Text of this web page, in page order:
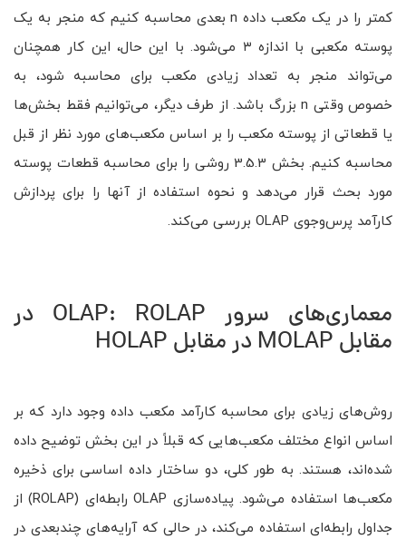
کمتر را در یک مکعب داده n بعدی محاسبه کنیم که منجر به یک
پوسته مکعبی با اندازه ۳ می‌شود. با این حال، این کار همچنان
می‌تواند منجر به تعداد زیادی مکعب برای محاسبه شود، به
خصوص وقتی n بزرگ باشد. از طرف دیگر، می‌توانیم فقط بخش‌ها
یا قطعاتی از پوسته مکعب را بر اساس مکعب‌های مورد نظر از قبل
محاسبه کنیم. بخش 3.5.3 روشی را برای محاسبه قطعات پوسته
مورد بحث قرار می‌دهد و نحوه استفاده از آنها را برای پردازش
کارآمد پرس‌وجوی OLAP بررسی می‌کند.
معماری‌های سرور OLAP: ROLAP در
مقابل MOLAP در مقابل HOLAP
روش‌های زیادی برای محاسبه کارآمد مکعب داده وجود دارد که بر
اساس انواع مختلف مکعب‌هایی که قبلاً در این بخش توضیح داده
شده‌اند، هستند. به طور کلی، دو ساختار داده اساسی برای ذخیره
مکعب‌ها استفاده می‌شود. پیاده‌سازی OLAP رابطه‌ای (ROLAP) از
جداول رابطه‌ای استفاده می‌کند، در حالی که آرایه‌های چندبعدی در